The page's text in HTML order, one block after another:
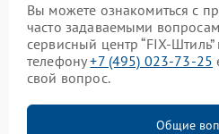
Вы можете ознакомиться с
часто задаваемыми
сервисный центр “FIX-
телефону+7 (495) 023-73-25
свой вопрос.
Общие